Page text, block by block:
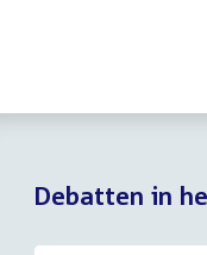
Debatten in